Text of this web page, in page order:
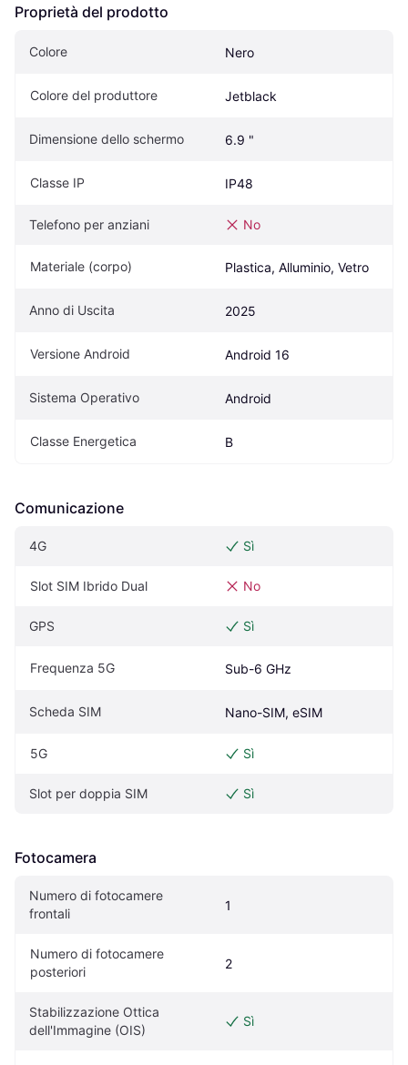
Proprietà del prodotto
Colore Nero
Colore del produttore Jetblack
Dimensione dello schermo 6.9 "
Classe IP IP48
Telefono per anziani No
Materiale (corpo) Plastica, Alluminio, Vetro
Anno di Uscita 2025
Versione Android Android 16
Sistema Operativo Android
Classe Energetica B
Comunicazione
4G Sì
Slot SIM Ibrido Dual No
GPS Sì
Frequenza 5G Sub-6 GHz
Scheda SIM Nano-SIM, eSIM
5G Sì
Slot per doppia SIM Sì
Fotocamera
Numero di fotocamere
frontali
1
Numero di fotocamere
posteriori
2
Stabilizzazione Ottica
dell'Immagine (OIS)
Sì